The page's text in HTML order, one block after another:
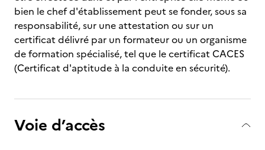
bien le chef d'établissement peut se fonder, sous sa
responsabilité, sur une attestation ou sur un
certificat délivré par un formateur ou un organisme
de formation spécialisé, tel que le certificat CACES
(Certificat d'aptitude à la conduite en sécurité).
Voie d’accès